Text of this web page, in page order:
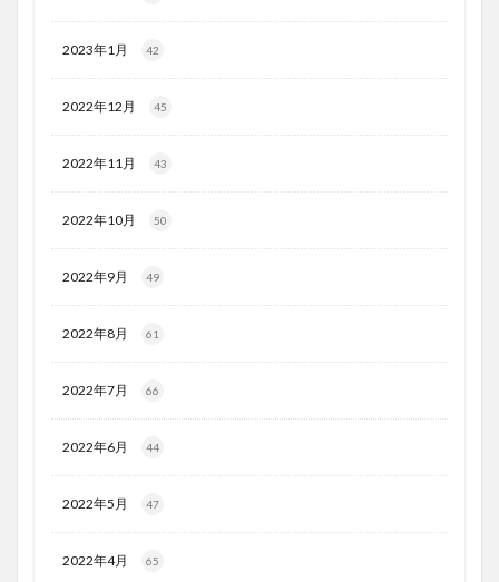
2023年1月 42
2022年12月 45
2022年11月 43
2022年10月 50
2022年9月 49
2022年8月 61
2022年7月 66
2022年6月 44
2022年5月 47
2022年4月 65